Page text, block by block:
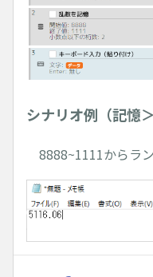
シナリオ例（記憶
8888~1111からラ